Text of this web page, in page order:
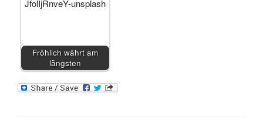
Fröhlich währt am
längsten